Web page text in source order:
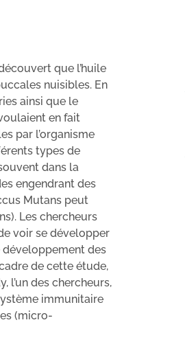
que l’huile
nuisibles. En
ainsi que le
en fait
par l’organisme
types de
dans la
engendrant des
Mutans peut
Les chercheurs
voir se développer
développement des
de cette étude,
l’un des chercheurs,
immunitaire
(micro-